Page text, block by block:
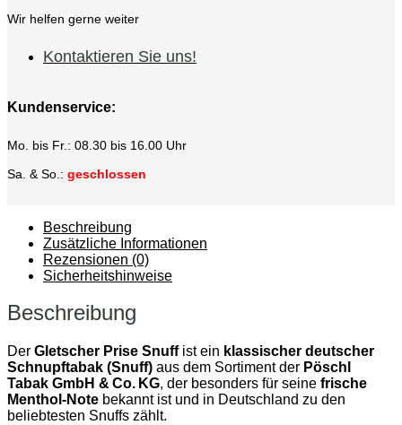
Wir helfen gerne weiter
Kontaktieren Sie uns!
Kundenservice:
Mo. bis Fr.: 08.30 bis 16.00 Uhr
Sa. & So.: geschlossen
Beschreibung
Zusätzliche Informationen
Rezensionen (0)
Sicherheitshinweise
Beschreibung
Der Gletscher Prise Snuffist ein klassischer deutscher
Schnupftabak (Snuff) aus dem Sortiment der Pöschl
Tabak GmbH & Co. KG, der besonders für seine frische
Menthol‑Note bekannt ist und in Deutschland zu den
beliebtesten Snuffs zählt.